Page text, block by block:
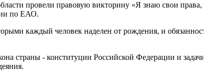
провели правовую викторину «Я знаю свои права,
по ЕАО.
каждый человек наделен от рождения, и
страны - конституции Российской Федерации и